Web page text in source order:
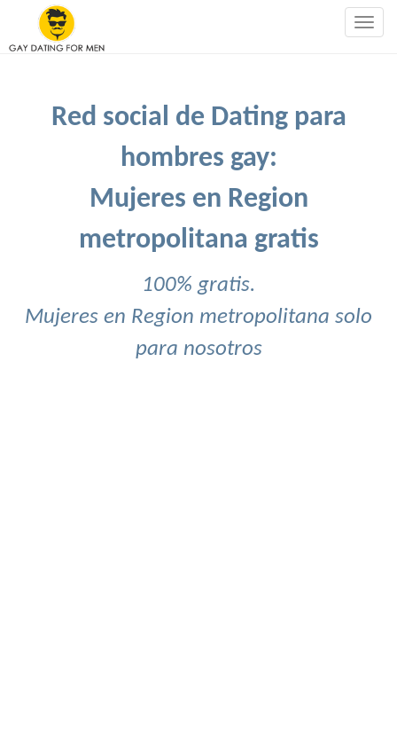
Red social de Dating para
hombres gay:
Mujeres en Region
metropolitana gratis
100% gratis.
Mujeres en Region metropolitana solo
para nosotros